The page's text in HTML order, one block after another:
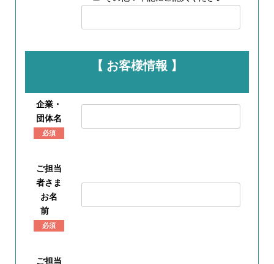
【 お客様情報 】
企業・
団体名
必須
ご担当
者さま
お名
前
必須
ご担当